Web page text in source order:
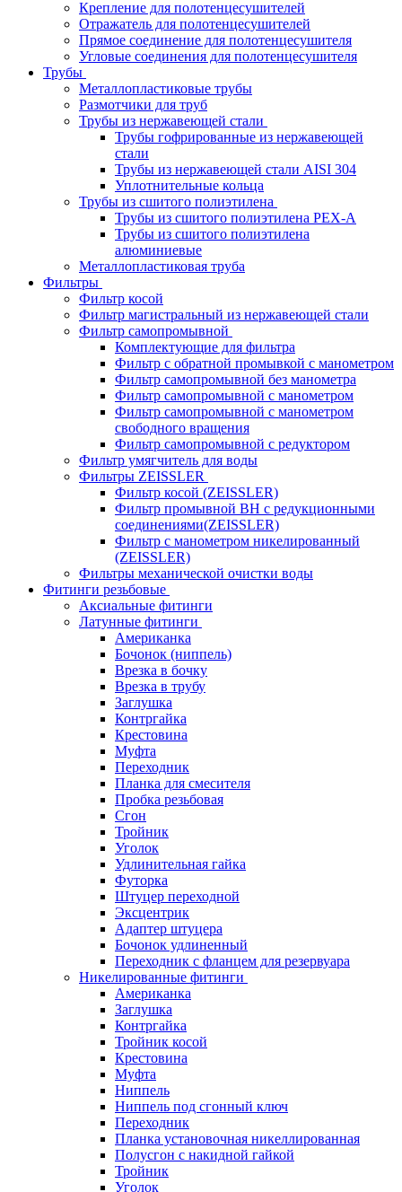
Крепление для полотенцесушителей
Отражатель для полотенцесушителей
Прямое соединение для полотенцесушителя
Угловые соединения для полотенцесушителя
Трубы
Металлопластиковые трубы
Размотчики для труб
Трубы из нержавеющей стали
Трубы гофрированные из нержавеющей
стали
Трубы из нержавеющей стали AISI 304
Уплотнительные кольца
Трубы из сшитого полиэтилена
Трубы из сшитого полиэтилена PEX-A
Трубы из сшитого полиэтилена
алюминиевые
Металлопластиковая труба
Фильтры
Фильтр косой
Фильтр магистральный из нержавеющей стали
Фильтр самопромывной
Комплектующие для фильтра
Фильтр с обратной промывкой c манометром
Фильтр самопромывной без манометра
Фильтр самопромывной с манометром
Фильтр самопромывной с манометром
свободного вращения
Фильтр самопромывной с редуктором
Фильтр умягчитель для воды
Фильтры ZEISSLER
Фильтр косой (ZEISSLER)
Фильтр промывной ВН с редукционными
соединениями(ZEISSLER)
Фильтр с манометром никелированный
(ZEISSLER)
Фильтры механической очистки воды
Фитинги резьбовые
Аксиальные фитинги
Латунные фитинги
Американка
Бочонок (ниппель)
Врезка в бочку
Врезка в трубу
Заглушка
Контргайка
Крестовина
Муфта
Переходник
Планка для смесителя
Пробка резьбовая
Сгон
Тройник
Уголок
Удлинительная гайка
Футорка
Штуцер переходной
Эксцентрик
Адаптер штуцера
Бочонок удлиненный
Переходник с фланцем для резервуара
Никелированные фитинги
Американка
Заглушка
Контргайка
Тройник косой
Крестовина
Муфта
Ниппель
Ниппель под сгонный ключ
Переходник
Планка установочная никеллированная
Полусгон с накидной гайкой
Тройник
Уголок